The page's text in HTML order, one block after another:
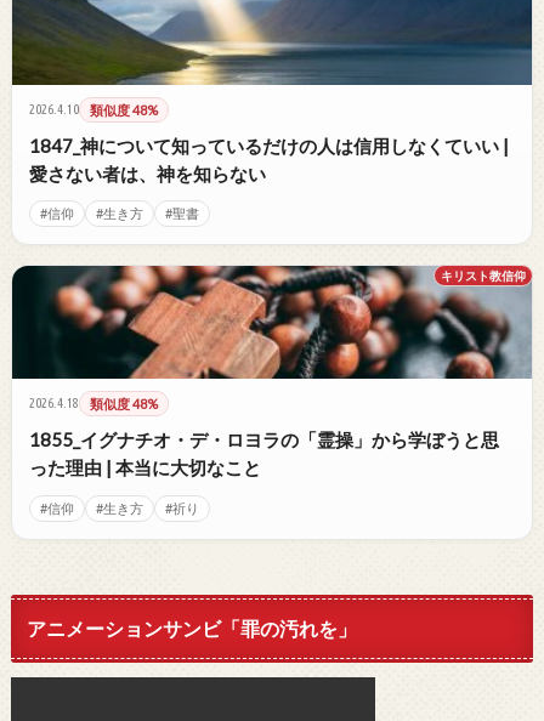
2026.4.10 類似度 48%
1847_神について知っているだけの人は信用しなくていい |
愛さない者は、神を知らない
#信仰 #生き方 #聖書
キリスト教信仰
2026.4.18 類似度 48%
1855_イグナチオ・デ・ロヨラの「霊操」から学ぼうと思
った理由 | 本当に大切なこと
#信仰 #生き方 #祈り
アニメーションサンビ「罪の汚れを」